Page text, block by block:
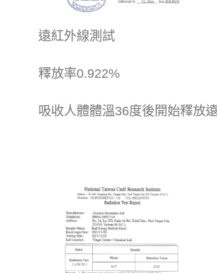
遠紅外線測試
釋放率0.922%
吸收人體體溫36度後開始釋放